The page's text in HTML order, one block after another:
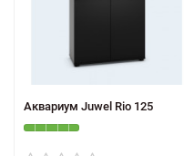
Аквариум Juwel Rio 125